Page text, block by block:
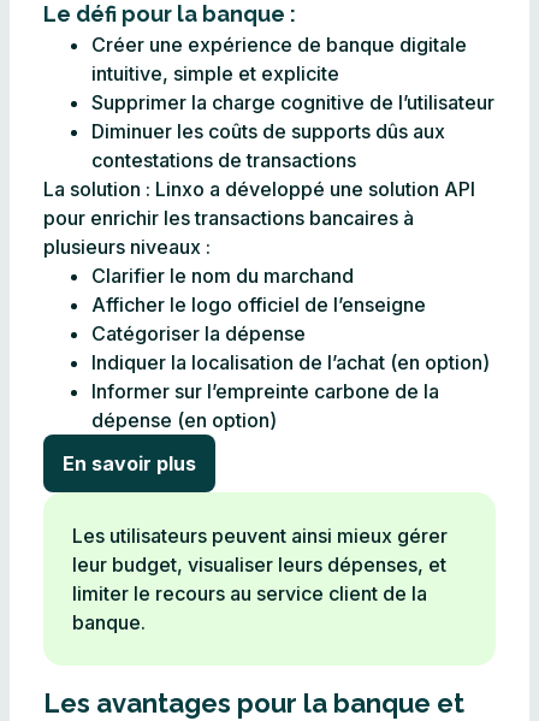
Le défi pour la banque : ​
Créer une expérience de banque digitale
intuitive, simple et explicite
Supprimer la charge cognitive de l’utilisateur
Diminuer les coûts de supports dûs aux
contestations de transactions
La solution : Linxo a développé une solution API
pour enrichir les transactions bancaires à
plusieurs niveaux :
Clarifier le nom du marchand
Afficher le logo officiel de l’enseigne
Catégoriser la dépense
Indiquer la localisation de l’achat (en option)
Informer sur l’empreinte carbone de la
dépense (en option)
En savoir plus
Les utilisateurs peuvent ainsi mieux gérer
leur budget, visualiser leurs dépenses, et
limiter le recours au service client de la
banque.
Les avantages pour la banque et